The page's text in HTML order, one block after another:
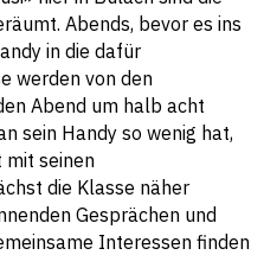
Abends, bevor es ins
in die dafür
werden von den
Abend um halb acht
sein Handy so wenig hat,
mit seinen
die Klasse näher
Gesprächen und
Interessen finden